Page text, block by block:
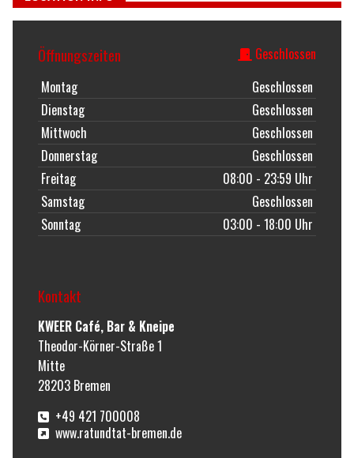
Kontakt
KWEER Café, Bar & Kneipe
Theodor-Körner-Straße 1
Mitte
28203 Bremen
+49 421 700008
www.ratundtat-bremen.de
Öffnungszeiten
Geschlossen
Montag
Geschlossen
Dienstag
Geschlossen
Mittwoch
Geschlossen
Donnerstag
Geschlossen
Freitag
08:00 - 23:59 Uhr
Samstag
Geschlossen
Sonntag
03:00 - 18:00 Uhr